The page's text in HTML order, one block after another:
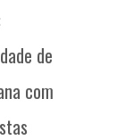
de
com